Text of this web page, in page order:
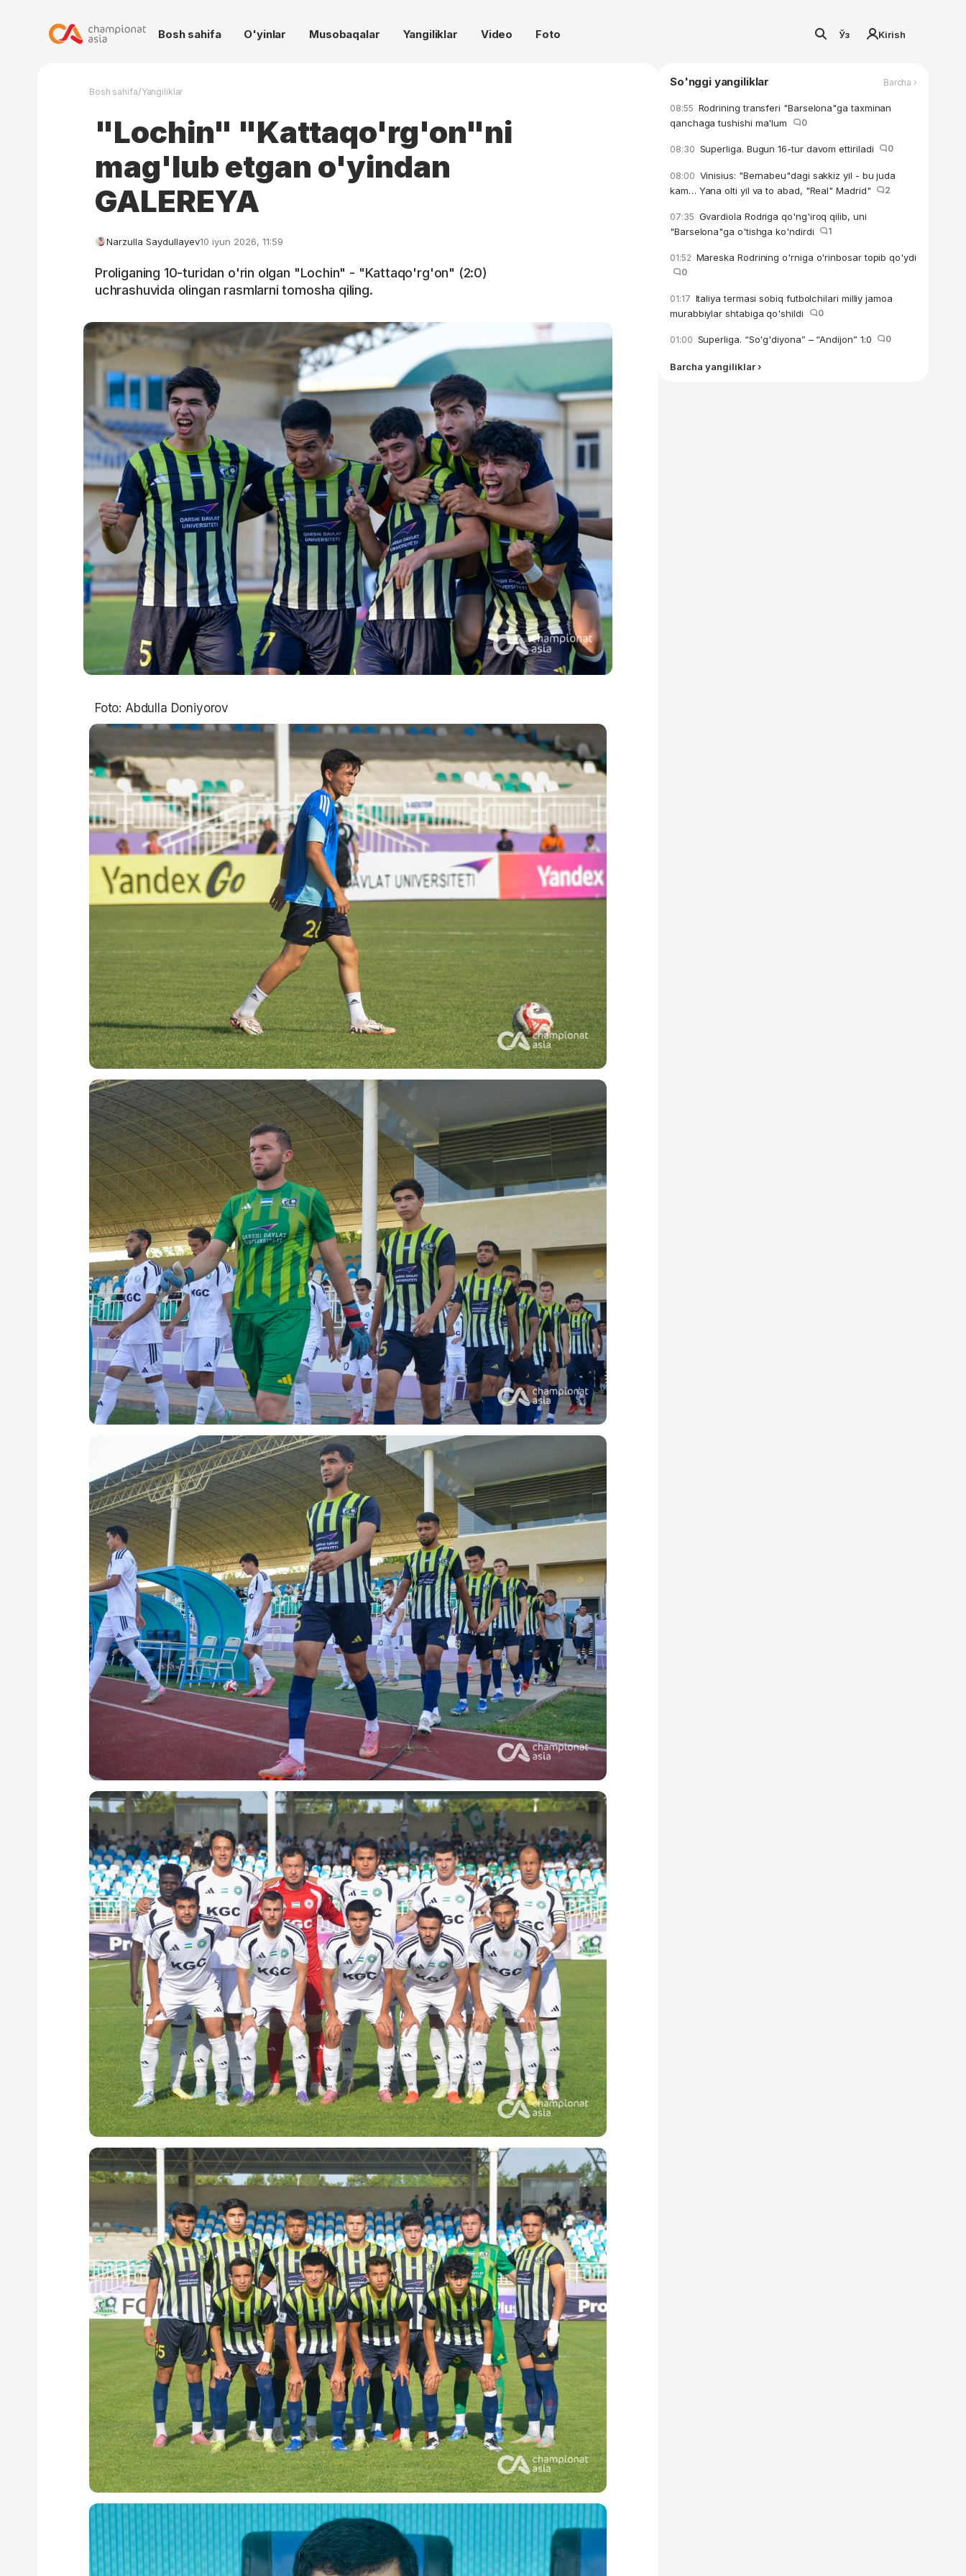
Bosh sahifa O'yinlar Musobaqalar Yangiliklar Video Foto Ўз Kirish
Bosh sahifa/Yangiliklar
"Lochin" "Kattaqo'rg'on"ni
mag'lub etgan o'yindan
GALEREYA
Narzulla Saydullayev10 iyun 2026, 11:59
Proliganing 10-turidan o'rin olgan "Lochin" - "Kattaqo'rg'on" (2:0)
uchrashuvida olingan rasmlarni tomosha qiling.
Foto: Abdulla Doniyorov
So'nggi yangiliklar Barcha ›
08:55 Rodrining transferi "Barselona"ga taxminan
qanchaga tushishi ma'lum
0
08:30 Superliga. Bugun 16-tur davom ettiriladi 0
08:00 Vinisius: "Bernabeu"dagi sakkiz yil - bu juda
kam… Yana olti yil va to abad, "Real" Madrid"
2
07:35 Gvardiola Rodriga qo'ng'iroq qilib, uni
"Barselona"ga o'tishga ko'ndirdi
1
01:52 Mareska Rodrining o'rniga o'rinbosar topib qo'ydi
0
01:17 Italiya termasi sobiq futbolchilari milliy jamoa
murabbiylar shtabiga qo'shildi
0
01:00 Superliga. “So'g'diyona” – “Andijon” 1:0 0
Barcha yangiliklar ›